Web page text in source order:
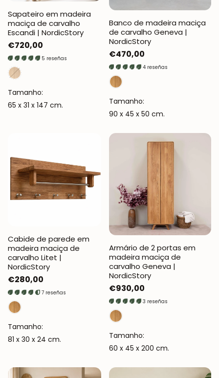
Sapateiro em madeira
maciça de carvalho
Escandi | NordicStory
Preço
normal
€720,00
5 reseñas
Tamanho:
65 x 31 x 147 cm.
Banco de madeira maciça
de carvalho Geneva |
NordicStory
Preço
normal
€470,00
4 reseñas
Tamanho:
90 x 45 x 50 cm.
Cabide de parede em
madeira maciça de
carvalho Litet |
NordicStory
Preço
normal
€280,00
7 reseñas
Tamanho:
81 x 30 x 24 cm.
Armário de 2 portas em
madeira maciça de
carvalho Geneva |
NordicStory
Preço
normal
€930,00
3 reseñas
Tamanho:
60 x 45 x 200 cm.